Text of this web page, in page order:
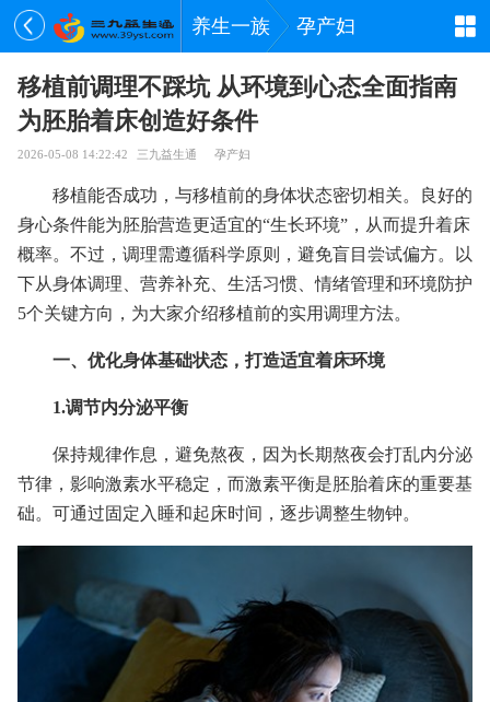
养生一族 孕产妇
移植前调理不踩坑 从环境到心态全面指南
为胚胎着床创造好条件
2026-05-08 14:22:42 三九益生通 孕产妇
移植能否成功，与移植前的身体状态密切相关。良好的
身心条件能为胚胎营造更适宜的“生长环境”，从而提升着床
概率。不过，调理需遵循科学原则，避免盲目尝试偏方。以
下从身体调理、营养补充、生活习惯、情绪管理和环境防护
5个关键方向，为大家介绍移植前的实用调理方法。
一、优化身体基础状态，打造适宜着床环境
1.调节内分泌平衡
保持规律作息，避免熬夜，因为长期熬夜会打乱内分泌
节律，影响激素水平稳定，而激素平衡是胚胎着床的重要基
础。可通过固定入睡和起床时间，逐步调整生物钟。